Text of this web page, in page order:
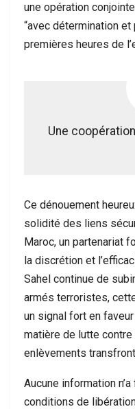
une opération
“avec détermination
premières heures de
Une
Ce dénouement
solidité des liens
Maroc, un partenariat
la discrétion et
Sahel continue de
armés terroristes,
un signal fort en
matière de lutte
enlèvements
Aucune information
conditions de